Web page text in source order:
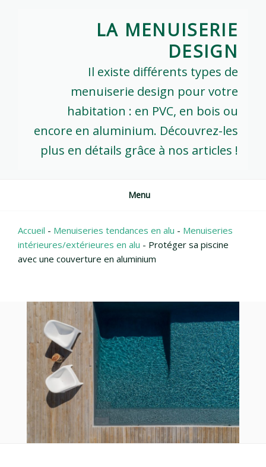
LA MENUISERIE
DESIGN
Il existe différents types de
menuiserie design pour votre
habitation : en PVC, en bois ou
encore en aluminium. Découvrez-les
plus en détails grâce à nos articles !
Menu
Accueil - Menuiseries tendances en alu - Menuiseries
intérieures/extérieures en alu - Protéger sa piscine
avec une couverture en aluminium